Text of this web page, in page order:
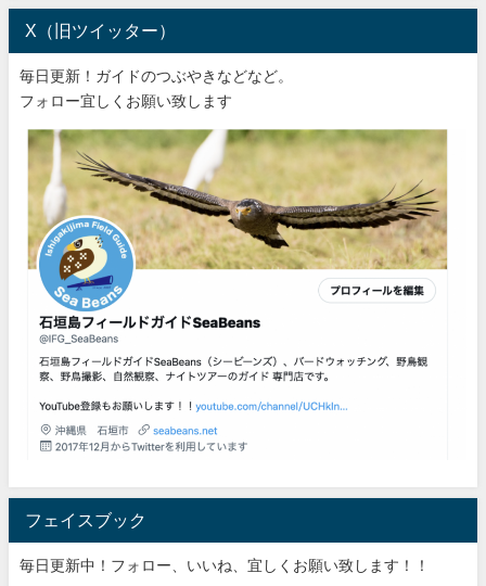
X（旧ツイッター）
毎日更新！ガイドのつぶやきなどなど。
フォロー宜しくお願い致します
フェイスブック
毎日更新中！フォロー、いいね、宜しくお願い致します！！